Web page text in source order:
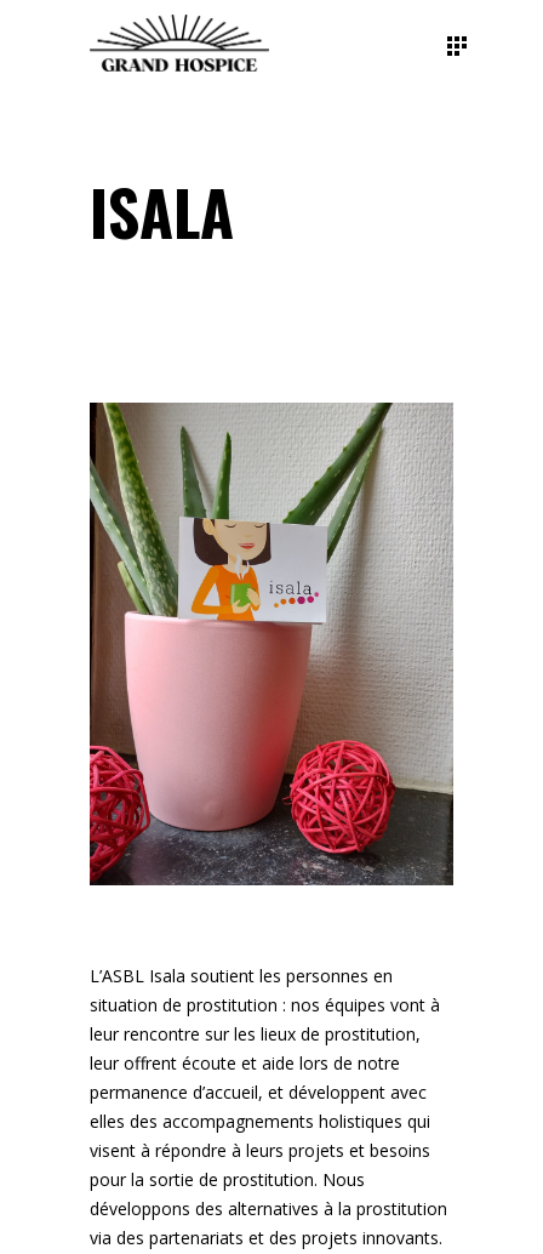
ISALA
L’ASBL Isala soutient les personnes en
situation de prostitution : nos équipes vont à
leur rencontre sur les lieux de prostitution,
leur offrent écoute et aide lors de notre
permanence d’accueil, et développent avec
elles des accompagnements holistiques qui
visent à répondre à leurs projets et besoins
pour la sortie de prostitution. Nous
développons des alternatives à la prostitution
via des partenariats et des projets innovants.